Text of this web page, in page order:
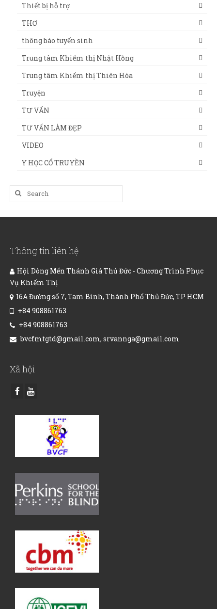
Thiết bị hỗ trợ
THƠ
thông báo tuyển sinh
Trung tâm Khiếm thị Nhật Hồng
Trung tâm Khiếm thị Thiên Hòa
Truyện
TƯ VẤN
TƯ VẤN LÀM ĐẸP
VIDEO
Y HỌC CỔ TRUYỀN
Search
for:
Thông tin liên hệ
Hội Dòng Mến Thánh Giá Thủ Đức - Chương Trình Phục
Vụ Khiếm Thị
16A Đường số 7, Tam Bình, Thành Phố Thủ Đức, TP HCM
+84 908861763
+84 908861763
bvcfmtgtd@gmail.com, srvannga@gmail.com
Xã hội